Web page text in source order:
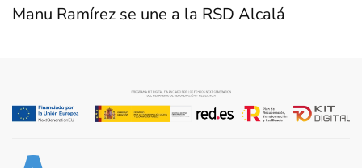
Manu Ramírez se une a la RSD Alcalá